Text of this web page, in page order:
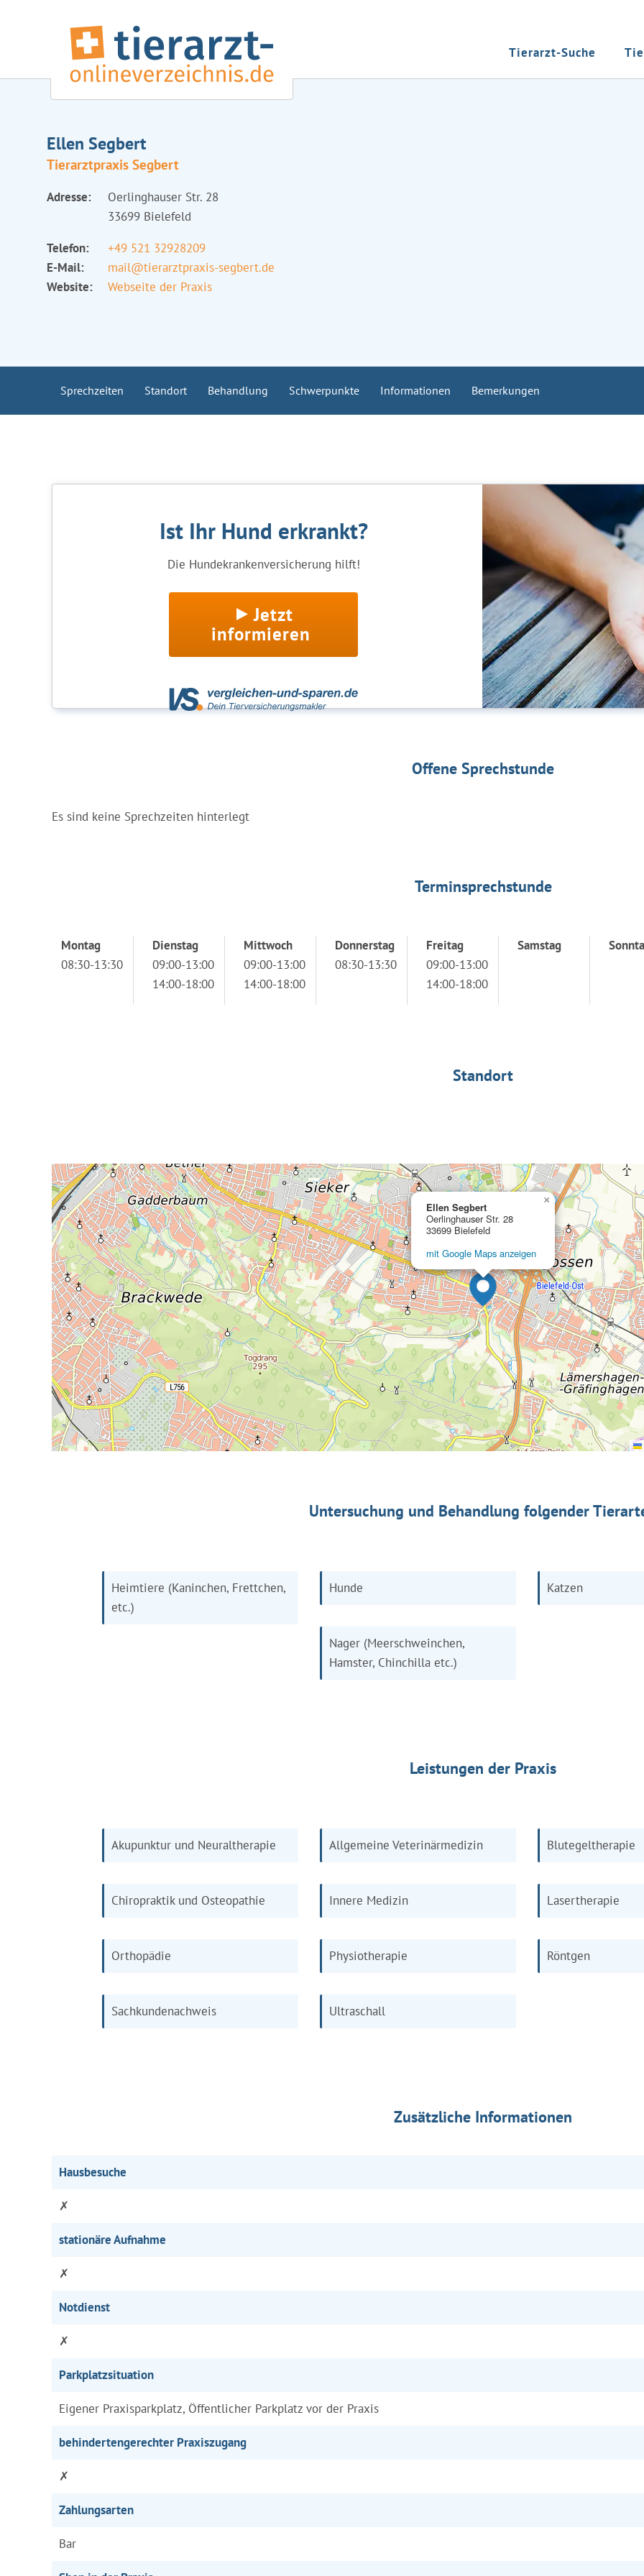
Tierarzt-Suche
Ellen Segbert
Tierarztpraxis Segbert
Adresse:
Oerlinghauser Str. 28
33699 Bielefeld
Telefon:
+49 521 32928209
E-Mail:
mail@tierarztpraxis-segbert.de
Website:
Webseite der Praxis
Sprechzeiten Standort Behandlung Schwerpunkte Informationen Bemerkungen
Ist Ihr Hund erkrankt?
Die Hundekrankenversicherung hilft!
Jetzt
informieren
Offene Sprechstunde
Es sind keine Sprechzeiten hinterlegt
Terminsprechstunde
Montag
08:30-13:30
Dienstag
09:00-13:00
14:00-18:00
Mittwoch
09:00-13:00
14:00-18:00
Donnerstag
08:30-13:30
Freitag
09:00-13:00
14:00-18:00
Samstag
Standort
Ellen Segbert
Oerlinghauser Str. 28
33699 Bielefeld
mit Google Maps anzeigen
×
Untersuchung und Behandlung folgender
Heimtiere (Kaninchen, Frettchen,
etc.)
Hunde Katzen
Nager (Meerschweinchen,
Hamster, Chinchilla etc.)
Leistungen der Praxis
Akupunktur und Neuraltherapie Allgemeine Veterinärmedizin Blutegeltherapie
Chiropraktik und Osteopathie Innere Medizin Lasertherapie
Orthopädie Physiotherapie Röntgen
Sachkundenachweis Ultraschall
Zusätzliche Informationen
Hausbesuche
✗
stationäre Aufnahme
✗
Notdienst
✗
Parkplatzsituation
Eigener Praxisparkplatz, Öffentlicher Parkplatz vor der Praxis
behindertengerechter Praxiszugang
✗
Zahlungsarten
Bar